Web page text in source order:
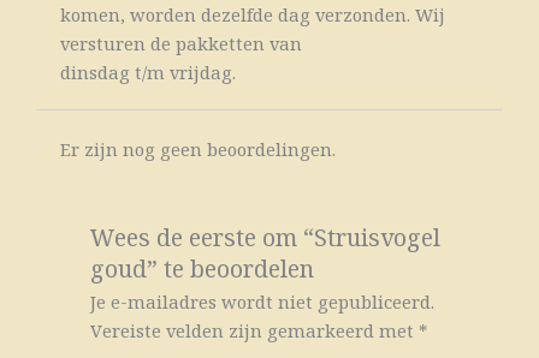
komen, worden dezelfde dag verzonden. Wij
versturen de pakketten van
dinsdag t/m vrijdag.
Er zijn nog geen beoordelingen.
Wees de eerste om “Struisvogel
goud” te beoordelen
Je e-mailadres wordt niet gepubliceerd.
Vereiste velden zijn gemarkeerd met *